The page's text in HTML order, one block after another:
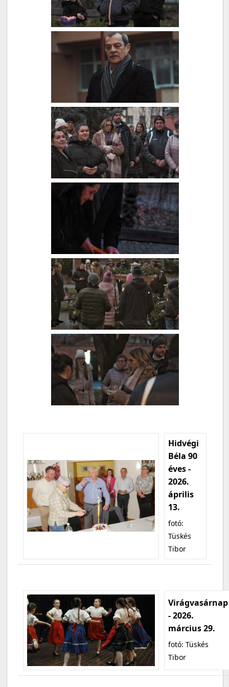
Hidvégi
Béla 90
éves -
2026.
április
13.
fotó:
Tüskés
Tibor
Virágvasárnap
- 2026.
március 29.
fotó: Tüskés
Tibor